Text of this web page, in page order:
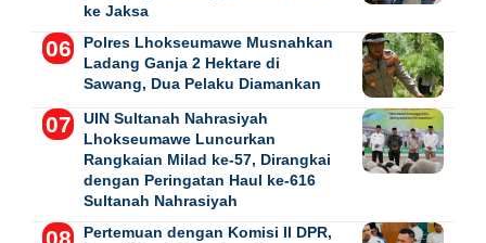
ke Jaksa
Polres Lhokseumawe Musnahkan
Ladang Ganja 2 Hektare di
Sawang, Dua Pelaku Diamankan
UIN Sultanah Nahrasiyah
Lhokseumawe Luncurkan
Rangkaian Milad ke-57, Dirangkai
dengan Peringatan Haul ke-616
Sultanah Nahrasiyah
Pertemuan dengan Komisi II DPR,